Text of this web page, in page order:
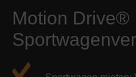
Motion Drive®